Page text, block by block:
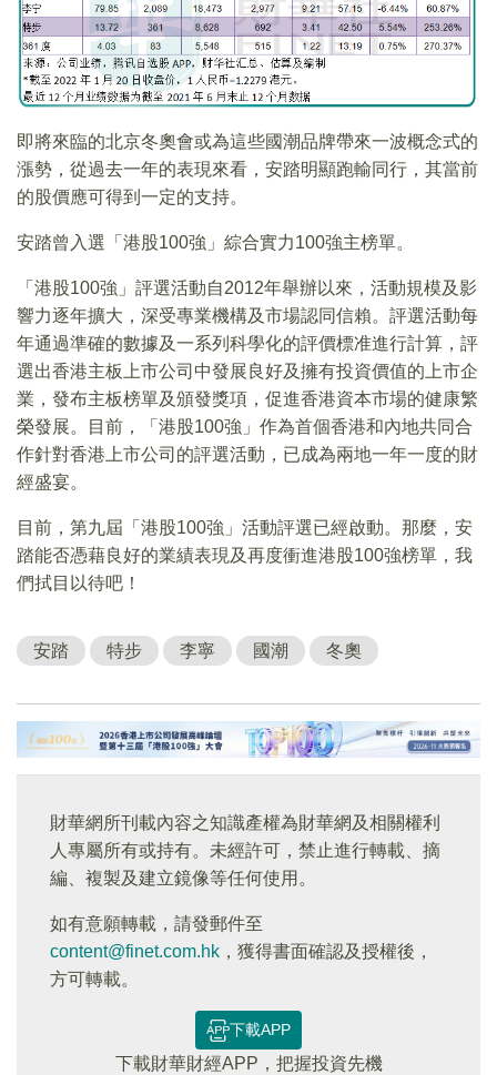
即將來臨的北京冬奧會或為這些國潮品牌帶來一波概念式的
漲勢，從過去一年的表現來看，安踏明顯跑輸同行，其當前
的股價應可得到一定的支持。
安踏曾入選「港股100強」綜合實力100強主榜單。
「港股100強」評選活動自2012年舉辦以來，活動規模及影
響力逐年擴大，深受專業機構及市場認同信賴。評選活動每
年通過準確的數據及一系列科學化的評價標准進行計算，評
選出香港主板上市公司中發展良好及擁有投資價值的上市企
業，發布主板榜單及頒發獎項，促進香港資本市場的健康繁
榮發展。目前，「港股100強」作為首個香港和內地共同合
作針對香港上市公司的評選活動，已成為兩地一年一度的財
經盛宴。
目前，第九屆「港股100強」活動評選已經啟動。那麼，安
踏能否憑藉良好的業績表現及再度衝進港股100強榜單，我
們拭目以待吧！
安踏 特步 李寧 國潮 冬奧
財華網所刊載內容之知識產權為財華網及相關權利
人專屬所有或持有。未經許可，禁止進行轉載、摘
編、複製及建立鏡像等任何使用。
如有意願轉載，請發郵件至
content@finet.com.hk ，獲得書面確認及授權後，
方可轉載。
下載APP
下載財華財經APP，把握投資先機